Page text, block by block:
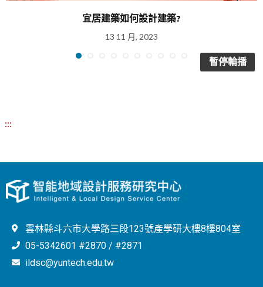
宜居建築如何設計建築?
13 11 月, 2023
暫停輪播
:::
雲林縣斗六市大學路三段123號產學研大樓8樓804室
05-5342601 #2870 / #2871
ildsc@yuntech.edu.tw